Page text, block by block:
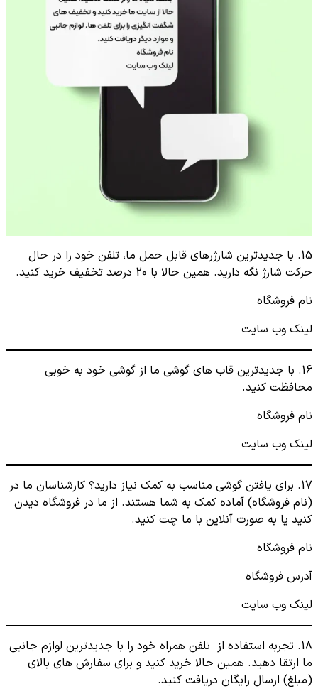
15. با جدیدترین شارژرهای قابل حمل ما، تلفن خود را در حال
حرکت شارژ نگه دارید. همین حالا با 20 درصد تخفیف خرید کنید.
نام فروشگاه
لینک وب سایت
16. با جدیدترین قاب های گوشی ما از گوشی خود به خوبی
محافظت کنید.
نام فروشگاه
لینک وب سایت
17. برای یافتن گوشی مناسب به کمک نیاز دارید؟ کارشناسان ما در
(نام فروشگاه) آماده کمک به شما هستند. از ما در فروشگاه دیدن
کنید یا به صورت آنلاین با ما چت کنید.
نام فروشگاه
آدرس فروشگاه
لینک وب سایت
18. تجربه استفاده از تلفن همراه خود را با جدیدترین لوازم جانبی
ما ارتقا دهید. همین حالا خرید کنید و برای سفارش های بالای
(مبلغ) ارسال رایگان دریافت کنید.